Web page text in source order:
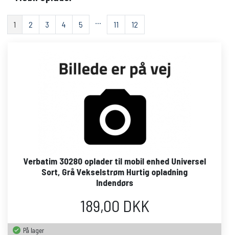
1 2 3 4 5 … 11 12
Verbatim 30280 oplader til mobil enhed Universel
Sort, Grå Vekselstrøm Hurtig opladning
Indendørs
189,00 DKK
På lager